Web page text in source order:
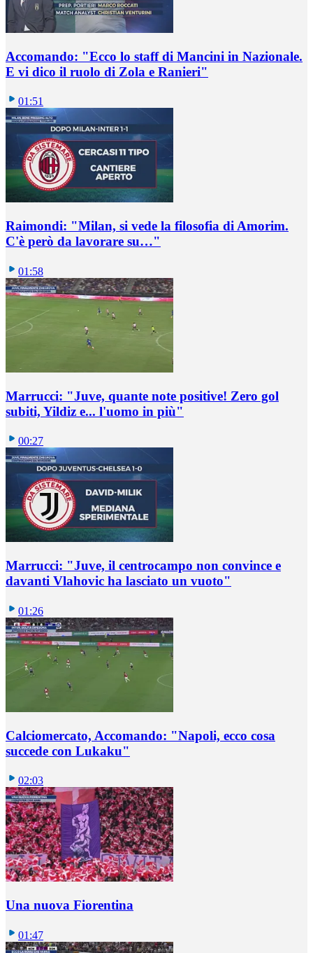
Accomando: "Ecco lo staff di Mancini in Nazionale.
E vi dico il ruolo di Zola e Ranieri"
01:51
Raimondi: "Milan, si vede la filosofia di Amorim.
C'è però da lavorare su…"
01:58
Marrucci: "Juve, quante note positive! Zero gol
subiti, Yildiz e... l'uomo in più"
00:27
Marrucci: "Juve, il centrocampo non convince e
davanti Vlahovic ha lasciato un vuoto"
01:26
Calciomercato, Accomando: "Napoli, ecco cosa
succede con Lukaku"
02:03
Una nuova Fiorentina
01:47